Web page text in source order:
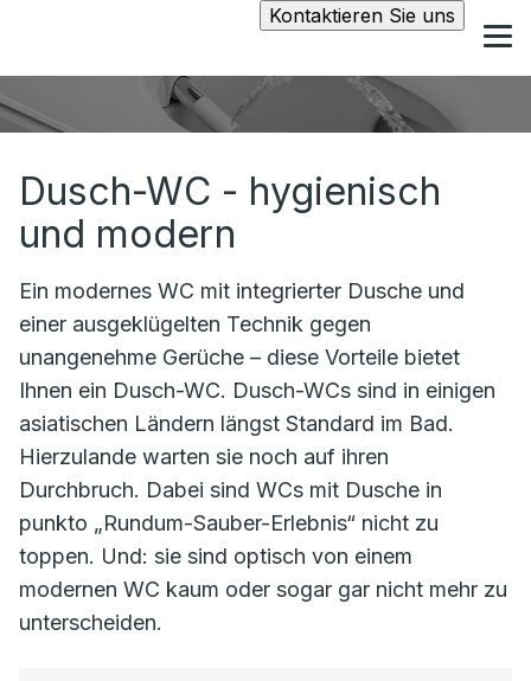
Kontaktieren Sie uns
Dusch-WC - hygienisch
und modern
Ein modernes WC mit integrierter Dusche und
einer ausgeklügelten Technik gegen
unangenehme Gerüche – diese Vorteile bietet
Ihnen ein Dusch-WC. Dusch-WCs sind in einigen
asiatischen Ländern längst Standard im Bad.
Hierzulande warten sie noch auf ihren
Durchbruch. Dabei sind WCs mit Dusche in
punkto „Rundum-Sauber-Erlebnis“ nicht zu
toppen. Und: sie sind optisch von einem
modernen WC kaum oder sogar gar nicht mehr zu
unterscheiden.